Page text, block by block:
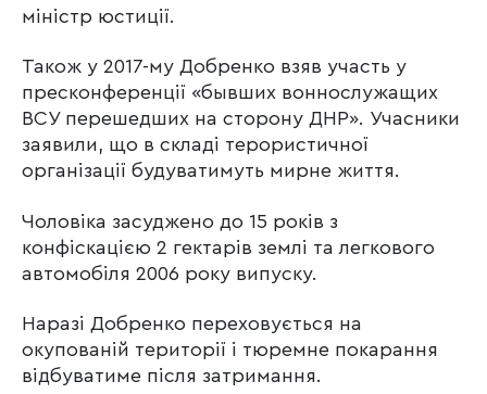
міністр юстиції.
Також у 2017-му Добренко взяв участь у
пресконференції «бывших воннослужащих
ВСУ перешедших на сторону ДНР». Учасники
заявили, що в складі терористичної
організації будуватимуть мирне життя.
Чоловіка засуджено до 15 років з
конфіскацією 2 гектарів землі та легкового
автомобіля 2006 року випуску.
Наразі Добренко переховується на
окупованій території і тюремне покарання
відбуватиме після затримання.